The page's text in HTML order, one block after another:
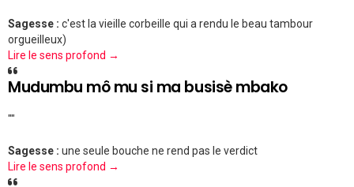
Sagesse : c'est la vieille corbeille qui a rendu le beau tambour
orgueilleux)
Lire le sens profond →
Mudumbu mô mu si ma busisè mbako
""
Sagesse : une seule bouche ne rend pas le verdict
Lire le sens profond →